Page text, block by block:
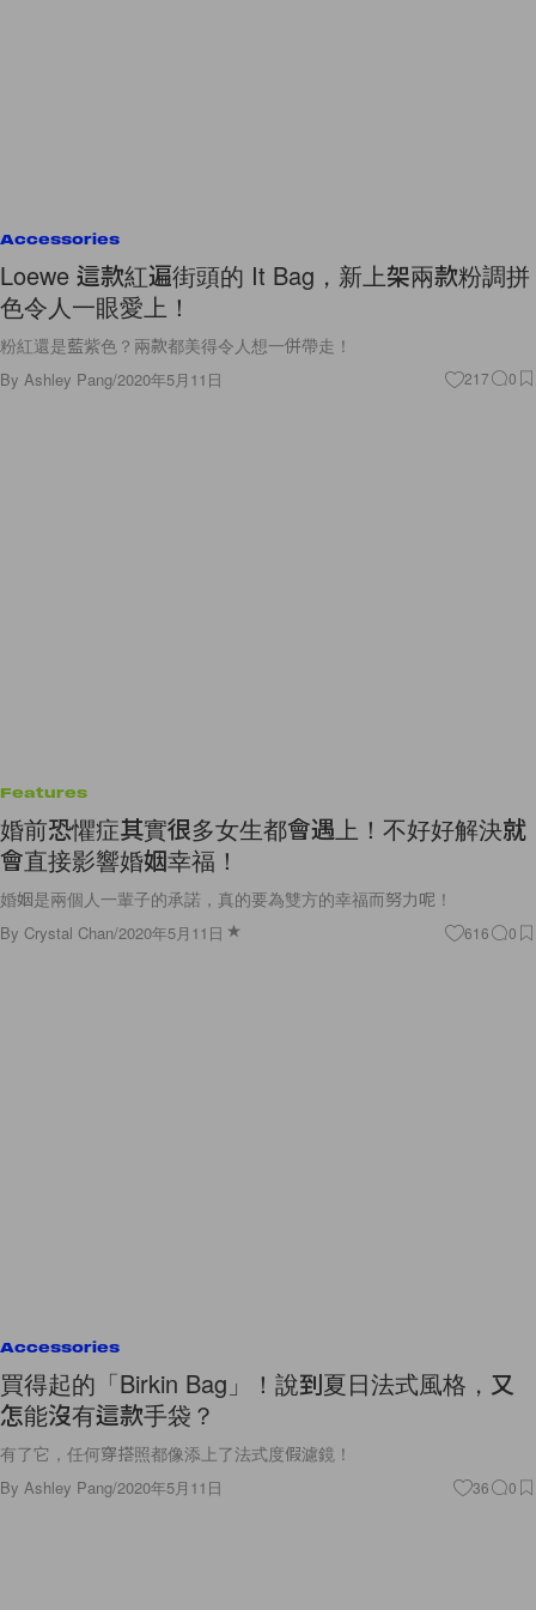
Accessories
Loewe 這款紅遍街頭的 It Bag，新上架兩款粉調拼
色令人一眼愛上！
粉紅還是藍紫色？兩款都美得令人想一併帶走！
By Ashley Pang/2020年5月11日 217 0
Features
婚前恐懼症其實很多女生都會遇上！不好好解決就
會直接影響婚姻幸福！
婚姻是兩個人一輩子的承諾，真的要為雙方的幸福而努力呢！
By Crystal Chan/2020年5月11日 616 0
Accessories
買得起的「Birkin Bag」！說到夏日法式風格，又
怎能沒有這款手袋？
有了它，任何穿搭照都像添上了法式度假濾鏡！
By Ashley Pang/2020年5月11日 36 0